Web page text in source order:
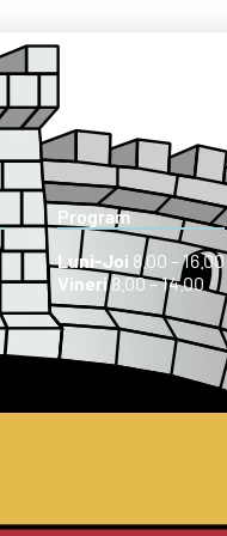
Program
Luni-Joi 8.00 – 16.00
Vineri8.00 – 14.00